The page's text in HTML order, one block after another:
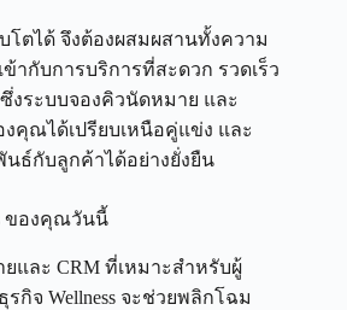
โตได้ จึงต้องผสมผสานทั้งความ
ากับการบริการที่สะดวก รวดเร็ว
งระบบจองคิวนัดหมาย และ
คุณได้เปรียบเหนือคู่แข่ง และ
ธ์กับลูกค้าได้อย่างยั่งยืน
ของคุณวันนี้
และ CRM ที่เหมาะสำหรับผู้
กิจ Wellness จะช่วยพลิกโฉม